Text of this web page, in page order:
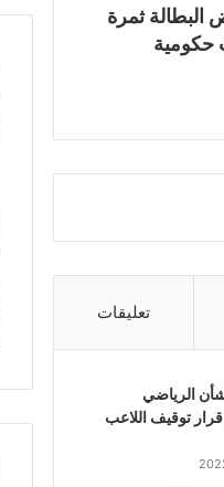
ثمرة
حكومية
تعليقات
الرياضي
توقيف اللاعب